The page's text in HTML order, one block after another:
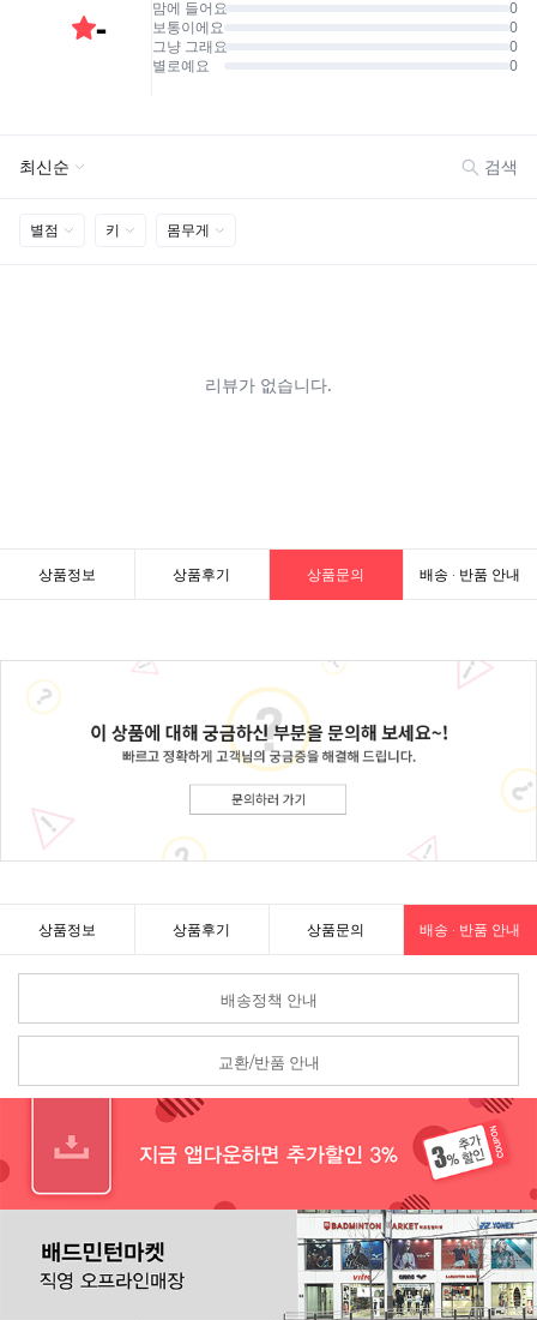
상품정보 상품후기 상품문의 배송 · 반품 안내
상품정보 상품후기 상품문의 배송 · 반품 안내
배송정책 안내
교환/반품 안내